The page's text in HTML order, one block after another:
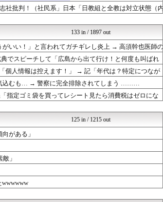
候補...
もえるあじあ(･∀･)
反日愚国 恨寓瘻
ニュース30over
NEWSOKU BLOG（...
あじあニュースちゃんねる
かたすみ速報
ニュース30over
り
ネトウヨにゅーす
脱亜論
反日愚国 恨寓瘻
あじあニュースちゃんねる
かたすみ速報
モッコスヌ〜ン
効果...
式...
ネトウヨにゅーす
モッコスヌ〜ン
国...
！（...
民系...
/)；｀ω´)＜国家総動...
モッコスヌ〜ン
社批判！（社民系」日本「日教組と全教は対立状態（内
133 in / 1897 out
いい！」と言われてガチギレし炎上 → 高須幹也医師の
でスピーチして「広島から出て行け！と何度も叫ばれ
個人情報は控えます！」 → 記「年代は？特定につなが
気込むも… → 警察に完全排除されてしまう ………
指定ゴミ袋を買ってレシート見たら消費税はゼロにな
125 in / 1215 out
がある」
」